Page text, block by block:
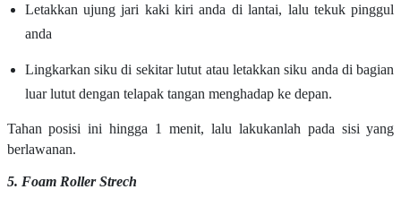
Letakkan ujung jari kaki kiri anda di lantai, lalu tekuk pinggul
anda
Lingkarkan siku di sekitar lutut atau letakkan siku anda di bagian
luar lutut dengan telapak tangan menghadap ke depan.
Tahan posisi ini hingga 1 menit, lalu lakukanlah pada sisi yang
berlawanan.
5. Foam Roller Strech